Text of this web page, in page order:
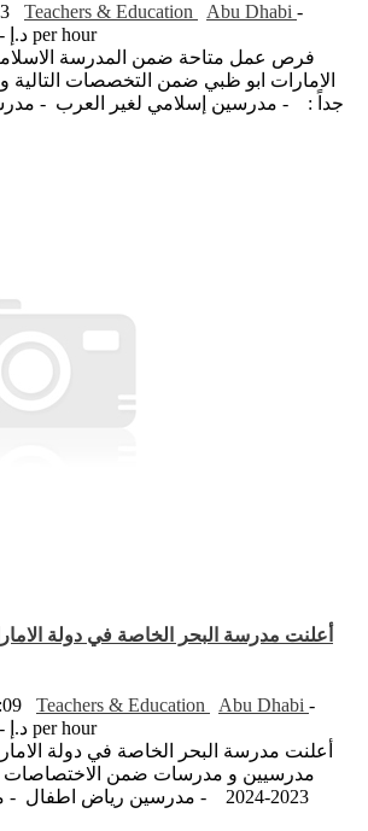
Teachers & Education Abu Dhabi -
-- د.إ per hour
فرص عمل متاحة ضمن المدرسة
الامارات ابو ظبي ضمن التخصصات التالية
جداً : - مدرسين إسلامي لغير العرب -
أعلنت مدرسة البحر الخاصة في دولة
Teachers & Education Abu Dhabi -
-- د.إ per hour
أعلنت مدرسة البحر الخاصة في دولة
مدرسيين و مدرسات ضمن الاختصاصات
2023-2024 - مدرسين رياض